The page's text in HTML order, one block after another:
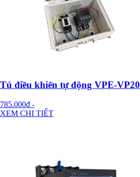
Tủ điều khiển tự động VPE-VP20
785.000đ -
XEM CHI TIẾT